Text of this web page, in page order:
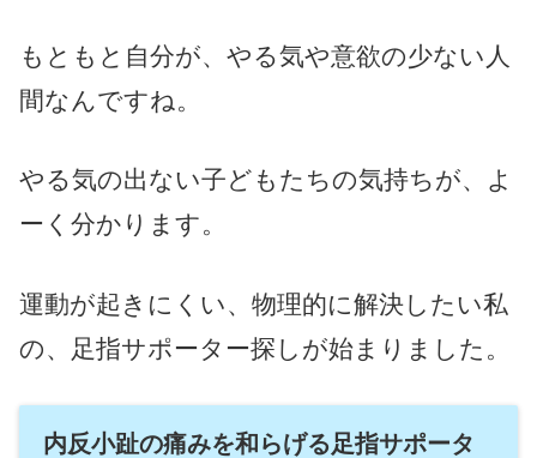
もともと自分が、やる気や意欲の少ない人
間なんですね。
やる気の出ない子どもたちの気持ちが、よ
ーく分かります。
運動が起きにくい、物理的に解決したい私
の、足指サポーター探しが始まりました。
内反小趾の痛みを和らげる足指サポータ